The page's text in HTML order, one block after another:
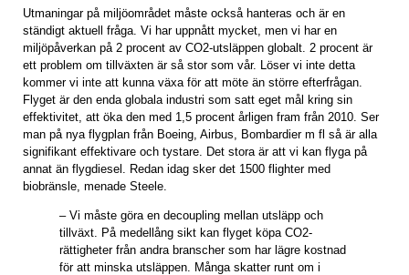
Utmaningar på miljöområdet måste också hanteras och är en
ständigt aktuell fråga. Vi har uppnått mycket, men vi har en
miljöpåverkan på 2 procent av CO2-utsläppen globalt. 2 procent är
ett problem om tillväxten är så stor som vår. Löser vi inte detta
kommer vi inte att kunna växa för att möte än större efterfrågan.
Flyget är den enda globala industri som satt eget mål kring sin
effektivitet, att öka den med 1,5 procent årligen fram från 2010. Ser
man på nya flygplan från Boeing, Airbus, Bombardier m fl så är alla
signifikant effektivare och tystare. Det stora är att vi kan flyga på
annat än flygdiesel. Redan idag sker det 1500 flighter med
biobränsle, menade Steele.
– Vi måste göra en decoupling mellan utsläpp och
tillväxt. På medellång sikt kan flyget köpa CO2-
rättigheter från andra branscher som har lägre kostnad
för att minska utsläppen. Många skatter runt om i